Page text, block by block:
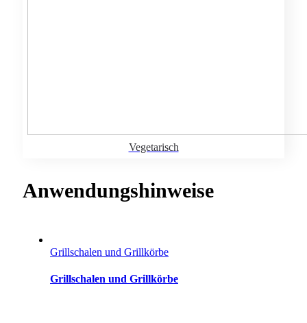
Vegetarisch
Anwendungshinweise
Grillschalen und Grillkörbe
Grillschalen und Grillkörbe